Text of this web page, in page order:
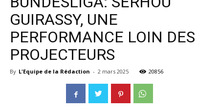
GUIRASSY, UNE
PERFORMANCE LOIN DES
PROJECTEURS
By L'Equipe de la Rédaction - 2 mars 2025 20856